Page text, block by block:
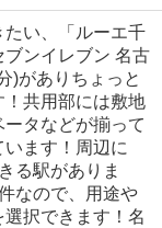
い、「ルーエ千
ンイレブン 名古
)がありちょっと
！共用部には敷地
タなどが揃って
ます！周辺に
る駅がありま
なので、用途や
択できます！名